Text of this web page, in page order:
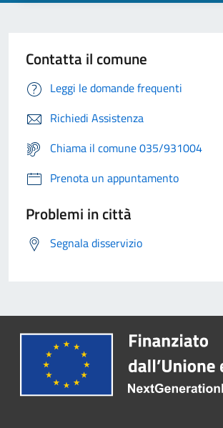
Contatta il comune
Leggi le domande frequenti
Richiedi Assistenza
Chiama il comune 035/931004
Prenota un appuntamento
Problemi in città
Segnala disservizio